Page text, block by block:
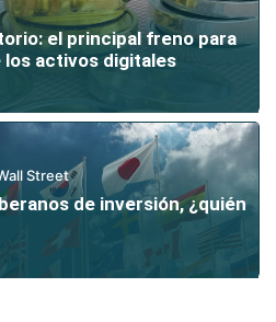
el principal freno para
activos digitales
Street
de inversión, ¿quién